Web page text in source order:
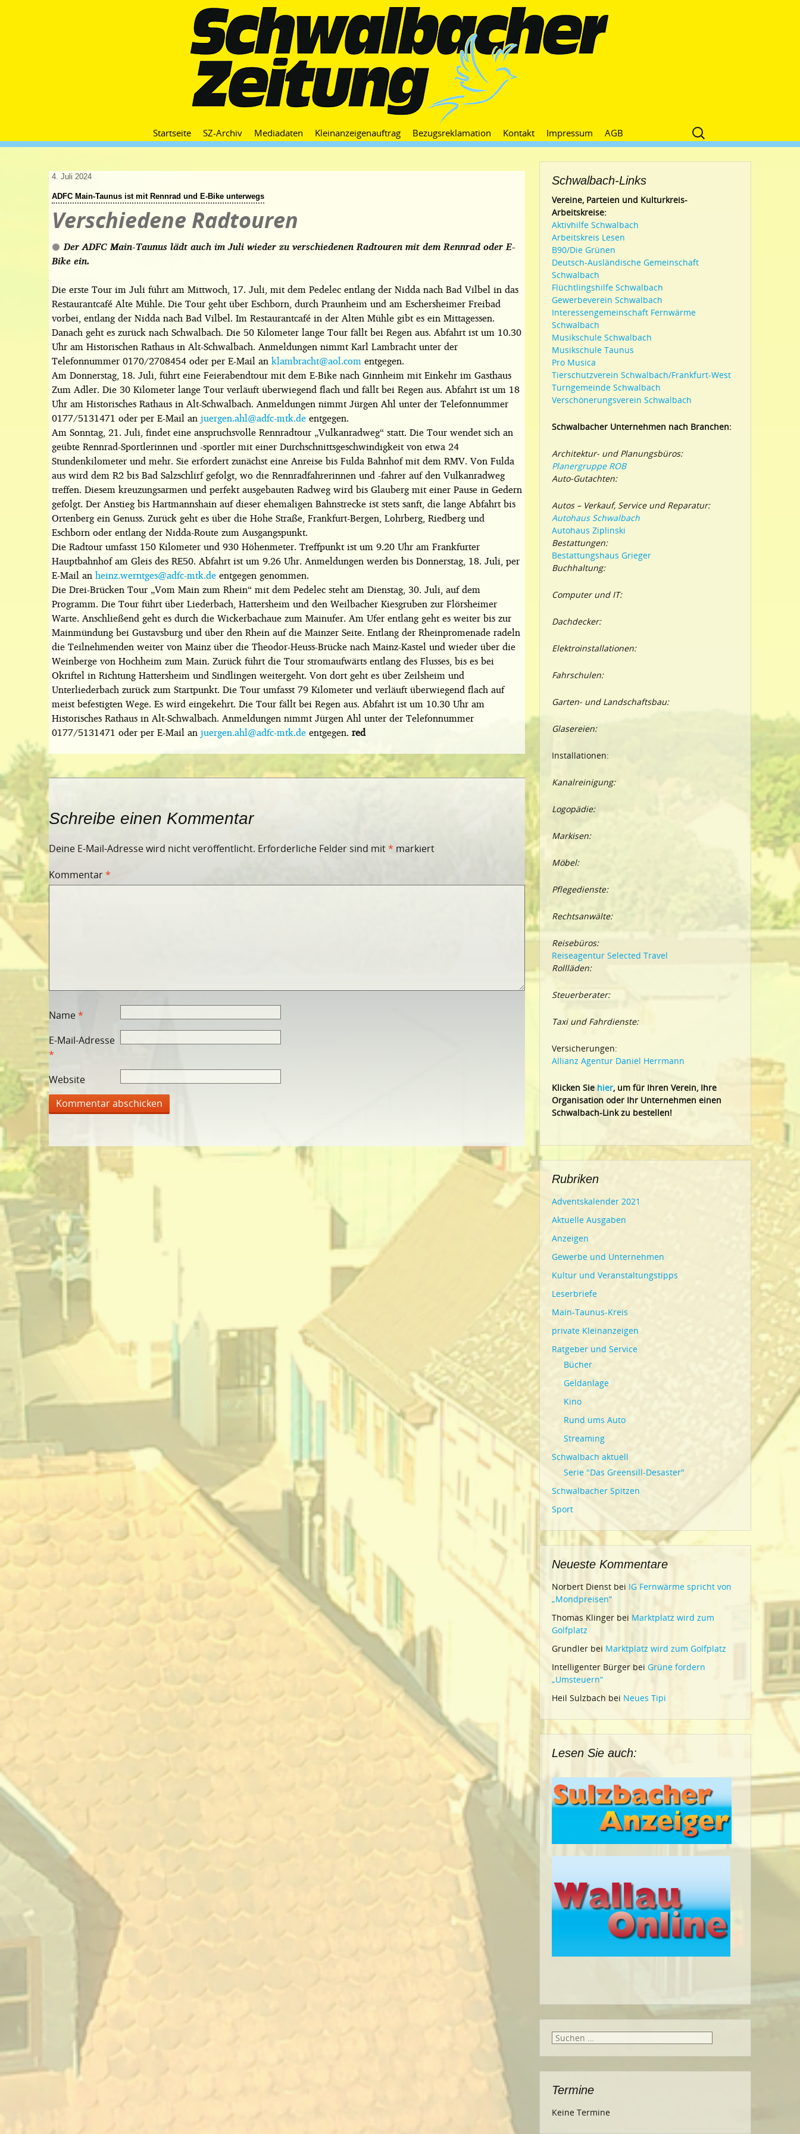
Zum
Inhalt
Startseite SZ-Archiv Mediadaten Kleinanzeigenauftrag Bezugsreklamation Kontakt Impressum AGB
Suche
nach:
4. Juli 2024
ADFC Main-Taunus ist mit Rennrad und E-Bike unterwegs
Verschiedene Radtouren
Der ADFC Main-Taunus lädt auch im Juli wieder zu verschiedenen Radtouren mit dem Rennrad oder E-
Bike ein.
Die erste Tour im Juli führt am Mittwoch, 17. Juli, mit dem Pedelec entlang der Nidda nach Bad Vilbel in das
Restaurantcafé Alte Mühle. Die Tour geht über Eschborn, durch Praunheim und am Eschersheimer Freibad
vorbei, entlang der Nidda nach Bad Vilbel. Im Restaurantcafé in der Alten Mühle gibt es ein Mittagessen.
Danach geht es zurück nach Schwalbach. Die 50 Kilometer lange Tour fällt bei Regen aus. Abfahrt ist um 10.30
Uhr am Historischen Rathaus in Alt-Schwalbach. Anmeldungen nimmt Karl Lambracht unter der
Telefonnummer 0170/2708454 oder per E-Mail anklambracht@aol.comentgegen.
Am Donnerstag, 18. Juli, führt eine Feierabendtour mit dem E-Bike nach Ginnheim mit Einkehr im Gasthaus
Zum Adler. Die 30 Kilometer lange Tour verläuft überwiegend flach und fällt bei Regen aus. Abfahrt ist um 18
Uhr am Historisches Rathaus in Alt-Schwalbach. Anmeldungen nimmt Jürgen Ahl unter der Telefonnummer
0177/5131471 oder per E-Mail anjuergen.ahl@adfc-mtk.deentgegen.
Am Sonntag, 21. Juli, findet eine anspruchsvolle Rennradtour „Vulkanradweg“ statt. Die Tour wendet sich an
geübte Rennrad-Sportlerinnen und -sportler mit einer Durchschnittsgeschwindigkeit von etwa 24
Stundenkilometer und mehr. Sie erfordert zunächst eine Anreise bis Fulda Bahnhof mit dem RMV. Von Fulda
aus wird dem R2 bis Bad Salzschlirf gefolgt, wo die Rennradfahrerinnen und -fahrer auf den Vulkanradweg
treffen. Diesem kreuzungsarmen und perfekt ausgebauten Radweg wird bis Glauberg mit einer Pause in Gedern
gefolgt. Der Anstieg bis Hartmannshain auf dieser ehemaligen Bahnstrecke ist stets sanft, die lange Abfahrt bis
Ortenberg ein Genuss. Zurück geht es über die Hohe Straße, Frankfurt-Bergen, Lohrberg, Riedberg und
Eschborn oder entlang der Nidda-Route zum Ausgangspunkt.
Die Radtour umfasst 150 Kilometer und 930 Höhenmeter. Treffpunkt ist um 9.20 Uhr am Frankfurter
Hauptbahnhof am Gleis des RE50. Abfahrt ist um 9.26 Uhr. Anmeldungen werden bis Donnerstag, 18. Juli, per
E-Mail anheinz.werntges@adfc-mtk.deentgegen genommen.
Die Drei-Brücken Tour „Vom Main zum Rhein“ mit dem Pedelec steht am Dienstag, 30. Juli, auf dem
Programm. Die Tour führt über Liederbach, Hattersheim und den Weilbacher Kiesgruben zur Flörsheimer
Warte. Anschließend geht es durch die Wickerbachaue zum Mainufer. Am Ufer entlang geht es weiter bis zur
Mainmündung bei Gustavsburg und über den Rhein auf die Mainzer Seite. Entlang der Rheinpromenade radeln
die Teilnehmenden weiter von Mainz über die Theodor-Heuss-Brücke nach Mainz-Kastel und wieder über die
Weinberge von Hochheim zum Main. Zurück führt die Tour stromaufwärts entlang des Flusses, bis es bei
Okriftel in Richtung Hattersheim und Sindlingen weitergeht. Von dort geht es über Zeilsheim und
Unterliederbach zurück zum Startpunkt. Die Tour umfasst 79 Kilometer und verläuft überwiegend flach auf
meist befestigten Wege. Es wird eingekehrt. Die Tour fällt bei Regen aus. Abfahrt ist um 10.30 Uhr am
Historisches Rathaus in Alt-Schwalbach. Anmeldungen nimmt Jürgen Ahl unter der Telefonnummer
0177/5131471 oder per E-Mail anjuergen.ahl@adfc-mtk.deentgegen. red
Schreibe einen Kommentar
Deine E-Mail-Adresse wird nicht veröffentlicht. Erforderliche Felder sind mit* markiert
Kommentar*
Name*
E-Mail-Adresse
*
Website
Schwalbach-Links
Vereine, Parteien und Kulturkreis-
Arbeitskreise:
Aktivhilfe Schwalbach
Arbeitskreis Lesen
B90/Die Grünen
Deutsch-Ausländische Gemeinschaft
Schwalbach
Flüchtlingshilfe Schwalbach
Gewerbeverein Schwalbach
Interessengemeinschaft Fernwärme
Schwalbach
Musikschule Schwalbach
Musikschule Taunus
Pro Musica
Tierschutzverein Schwalbach/Frankfurt-West
Turngemeinde Schwalbach
Verschönerungsverein Schwalbach
Schwalbacher Unternehmen nach Branchen:
Architektur- und Planungsbüros:
Planergruppe ROB
Auto-Gutachten:
Autos – Verkauf, Service und Reparatur:
Autohaus Schwalbach
Autohaus Ziplinski
Bestattungen:
Bestattungshaus Grieger
Buchhaltung:
Computer und IT:
Dachdecker:
Elektroinstallationen:
Fahrschulen:
Garten- und Landschaftsbau:
Glasereien:
Installationen:
Kanalreinigung:
Logopädie:
Markisen:
Möbel:
Pflegedienste:
Rechtsanwälte:
Reisebüros:
Reiseagentur Selected Travel
Rollläden:
Steuerberater:
Taxi und Fahrdienste:
Versicherungen:
Allianz Agentur Daniel Herrmann
Klicken Siehier, um für Ihren Verein, Ihre
Organisation oder Ihr Unternehmen einen
Schwalbach-Link zu bestellen!
Rubriken
Adventskalender 2021
Aktuelle Ausgaben
Anzeigen
Gewerbe und Unternehmen
Kultur und Veranstaltungstipps
Leserbriefe
Main-Taunus-Kreis
private Kleinanzeigen
Ratgeber und Service
Bücher
Geldanlage
Kino
Rund ums Auto
Streaming
Schwalbach aktuell
Serie "Das Greensill-Desaster"
Schwalbacher Spitzen
Sport
Neueste Kommentare
Norbert Dienst bei IG Fernwärme spricht von
„Mondpreisen“
Thomas Klinger bei Marktplatz wird zum
Golfplatz
Grundler bei Marktplatz wird zum Golfplatz
Intelligenter Bürger bei Grüne fordern
„Umsteuern“
Heil Sulzbach bei Neues Tipi
Lesen Sie auch:
Suche
Termine
Keine Termine